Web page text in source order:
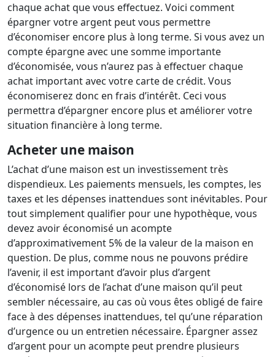
chaque achat que vous effectuez. Voici comment
épargner votre argent peut vous permettre
d’économiser encore plus à long terme. Si vous avez un
compte épargne avec une somme importante
d’économisée, vous n’aurez pas à effectuer chaque
achat important avec votre carte de crédit. Vous
économiserez donc en frais d’intérêt. Ceci vous
permettra d’épargner encore plus et améliorer votre
situation financière à long terme.
Acheter une maison
L’achat d’une maison est un investissement très
dispendieux. Les paiements mensuels, les comptes, les
taxes et les dépenses inattendues sont inévitables. Pour
tout simplement qualifier pour une hypothèque, vous
devez avoir économisé un acompte
d’approximativement 5% de la valeur de la maison en
question. De plus, comme nous ne pouvons prédire
l’avenir, il est important d’avoir plus d’argent
d’économisé lors de l’achat d’une maison qu’il peut
sembler nécessaire, au cas où vous êtes obligé de faire
face à des dépenses inattendues, tel qu’une réparation
d’urgence ou un entretien nécessaire. Épargner assez
d’argent pour un acompte peut prendre plusieurs